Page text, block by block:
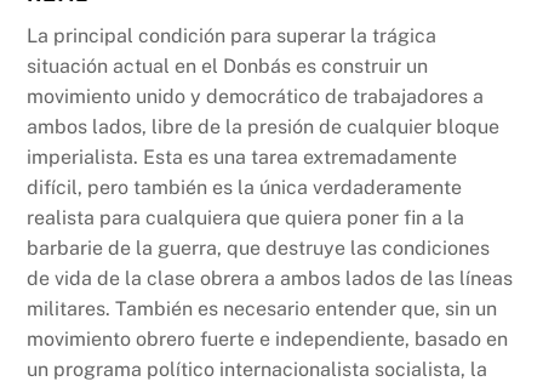
La principal condición para superar la trágica
situación actual en el Donbás es construir un
movimiento unido y democrático de trabajadores a
ambos lados, libre de la presión de cualquier bloque
imperialista. Esta es una tarea extremadamente
difícil, pero también es la única verdaderamente
realista para cualquiera que quiera poner fin a la
barbarie de la guerra, que destruye las condiciones
de vida de la clase obrera a ambos lados de las líneas
militares. También es necesario entender que, sin un
movimiento obrero fuerte e independiente, basado en
un programa político internacionalista socialista, la